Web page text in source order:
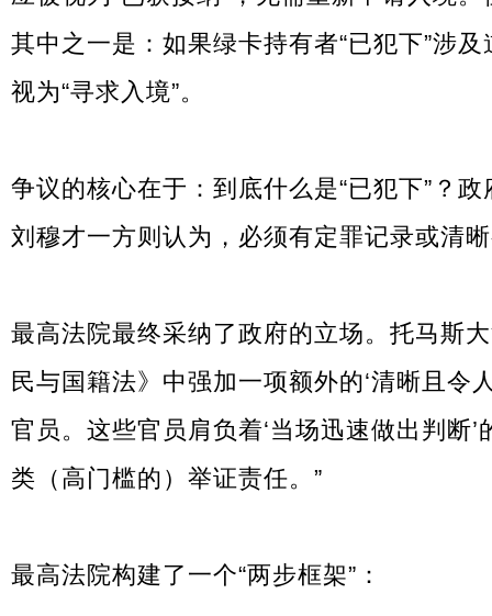
其中之一是：如果绿卡持有者“已犯下”涉
视为“寻求入境”。
争议的核心在于：到底什么是“已犯下”？
刘穆才一方则认为，必须有定罪记录或清
最高法院最终采纳了政府的立场。 托马斯
民与国籍法》中强加一项额外的‘清晰且令
官员。这些官员肩负着‘当场迅速做出判断
类（高门槛的）举证责任。”
最高法院构建了一个“两步框架”：